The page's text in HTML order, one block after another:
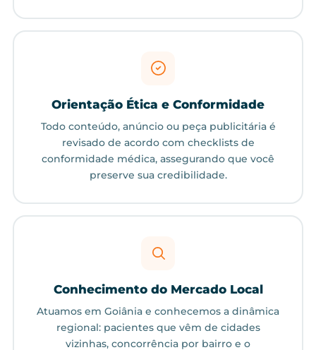
Orientação Ética e Conformidade
Todo conteúdo, anúncio ou peça publicitária é
revisado de acordo com checklists de
conformidade médica, assegurando que você
preserve sua credibilidade.
Conhecimento do Mercado Local
Atuamos em Goiânia e conhecemos a dinâmica
regional: pacientes que vêm de cidades
vizinhas, concorrência por bairro e o